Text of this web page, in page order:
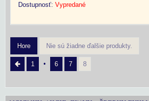
Dostupnosť: Vypredané
Hore Nie sú žiadne ďalšie produkty.
1 6 7 8